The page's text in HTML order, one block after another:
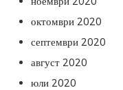
октомври 2020
септември 2020
август 2020
юли 2020